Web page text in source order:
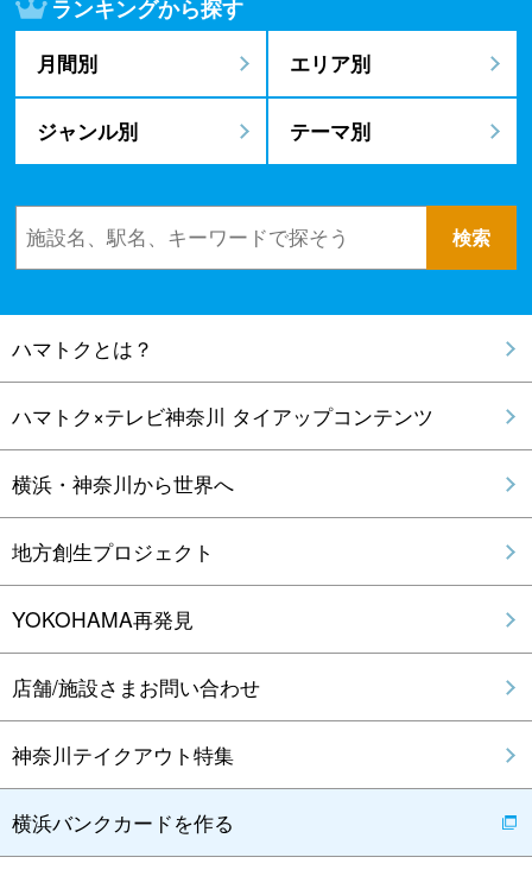
ランキングから探す
月間別 エリア別
ジャンル別 テーマ別
ハマトクとは？
ハマトク×テレビ神奈川 タイアップコンテンツ
横浜・神奈川から世界へ
地方創生プロジェクト
YOKOHAMA再発見
店舗/施設さまお問い合わせ
神奈川テイクアウト特集
横浜バンクカードを作る